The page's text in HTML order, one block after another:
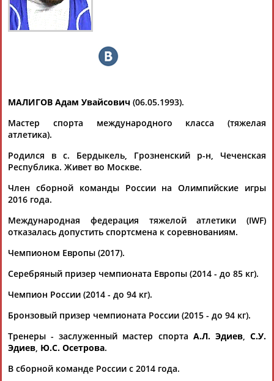
Тамилла
АБАСОВА
Флюра
АББАТЕ-
Татьяна
Акжана
Артур
Каримжан
АБДРАХМАНОВ
Аделя
АБДРАХМАНОВА
Андрей
АБДУВАЛИЕВ
МАЛИГОВ Адам Увайсович (06.05.1993).
Мастер спорта международного класса (тяжелая
атлетика).
Родился в с. Бердыкель, Грозненский р-н, Чеченская
Республика. Живет во Москве.
Член сборной команды России на Олимпийские игры
2016 года.
Международная федерация тяжелой атлетики (IWF)
отказалась допустить спортсмена к соревнованиям.
Чемпионом Европы (2017).
Серебряный призер чемпионата Европы (2014 - до 85 кг).
Чемпион России (2014 - до 94 кг).
Бронзовый призер чемпионата России (2015 - до 94 кг).
Тренеры - заслуженный мастер спорта А.Л. Эдиев,С.У.
Эдиев, Ю.С. Осетрова.
В сборной команде России с 2014 года.